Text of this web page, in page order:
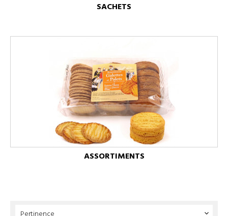
SACHETS
ASSORTIMENTS
